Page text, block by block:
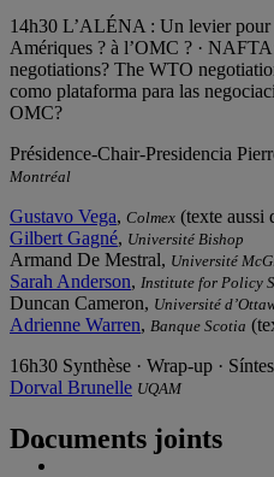
14h30 L’ALÉNA : Un levier pour
Amériques ? à l’OMC ? ·
negotiations? The WTO
como plataforma para las
OMC?
Présidence-Chair-Presidencia
Montréal
Gustavo Vega, Colmex (texte aussi
Gilbert Gagné, Université Bishop
Armand De Mestral, Université
Sarah Anderson, Institute for Policy
Duncan Cameron, Université
Adrienne Warren, Banque Scotia
16h30 Synthèse · Wrap-up ·
Dorval Brunelle UQAM
Documents joints